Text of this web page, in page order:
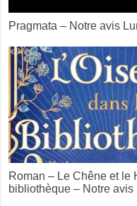
Pragmata – Notre avis
Roman – Le Chêne et le
bibliothèque – Notre avis